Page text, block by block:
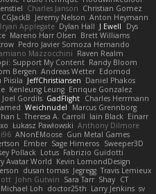
Charles Janson Christian Gomez
CGJackB Jeremy Nelson Anton Heymann
Applegate Dylan Hall J Ewell
Dys
Mareno Harr Olsen Brett Williams
Pedro Javier Somoza Hernando
Mazzocchini Raven Realm
Support My Content Randy Bloom
Bergen Andreas Wetter Edomod
Piisila JeffChristiansen Daniel Phakos
Kenleung Leung Enrique Gonzalez
Joel Gordils GadFlight Charles Herrmann
Weichnudel
Marcus Grennborg
L Theresa A. Carroll Iain Black Einarr
Łukasz Pawłowski Anthony Dilmore
ANonEMoose Gun Metal Games
Ember Sage Himeros Sweeper3D
Pollack Lotus Fabrizio Guidotti
Avatar World Kevin LomondDesign
dusan tomas Jegregg Travis Lemieux
John Gutwin Sara Tarr Shay CT
Michael Loh doctor25th Larry Jenkins sv